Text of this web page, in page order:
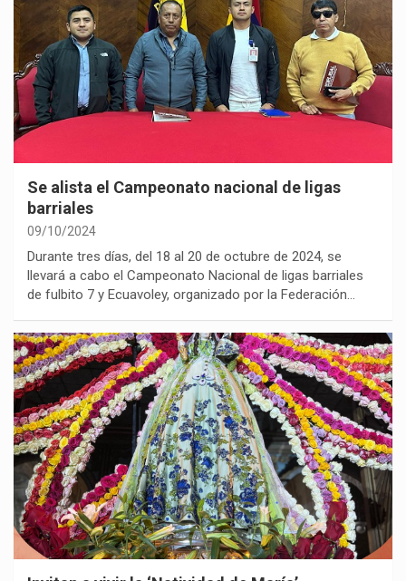
Se alista el Campeonato nacional de ligas
barriales
09/10/2024
Durante tres días, del 18 al 20 de octubre de 2024, se
llevará a cabo el Campeonato Nacional de ligas barriales
de fulbito 7 y Ecuavoley, organizado por la Federación…